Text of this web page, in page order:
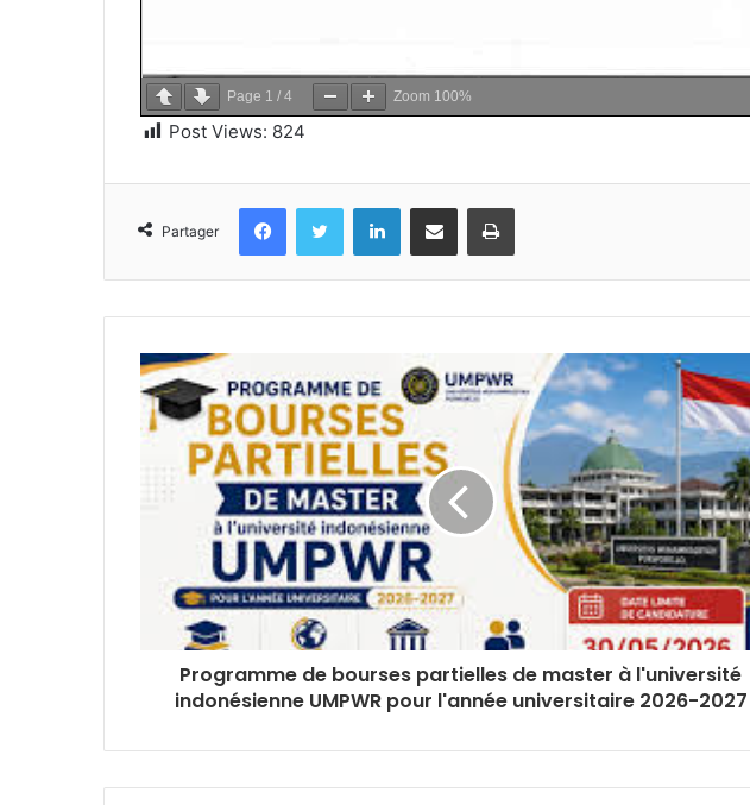
Page 1 / 4 Zoom 100%
Post Views: 824
Partager
FacebookTwitter LinkedinPartager par email Imprimer
Programme de bourses partielles de master à l'université
indonésienne UMPWR pour l'année universitaire 2026-2027